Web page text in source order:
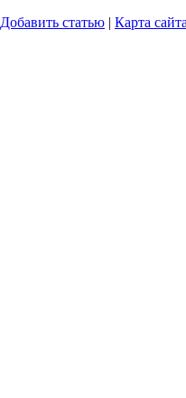
Добавить статью | Карта